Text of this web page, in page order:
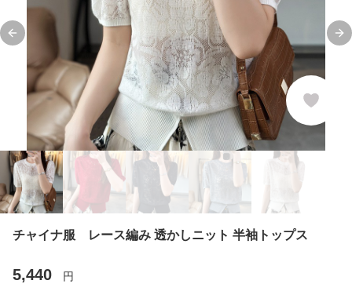
Previous slide
チャイナ服 レース編み 透かしニット 半袖トップス
5,440 円